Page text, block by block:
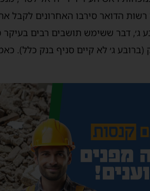
רשות הדואר סירבו האחרונים לקבל
ג׳, דבר ששימש תושבים רבים בעיקר
ג׳ לא קיים סניף בנק כלל).